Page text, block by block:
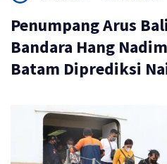
Penumpang Arus
Bandara Hang
Batam Diprediksi